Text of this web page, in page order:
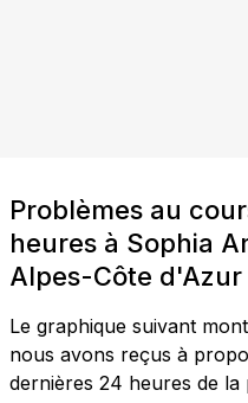
Problèmes au
heures à Sophia
Alpes-Côte d'Azur
Le graphique suivant
nous avons reçus à
dernières 24 heures de